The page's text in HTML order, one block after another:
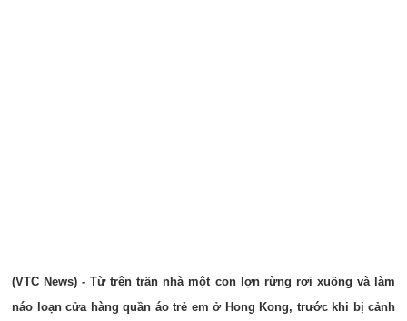
(VTC News) - Từ trên trần nhà một con lợn rừng rơi xuống và làm
náo loạn cửa hàng quần áo trẻ em ở Hong Kong, trước khi bị cảnh